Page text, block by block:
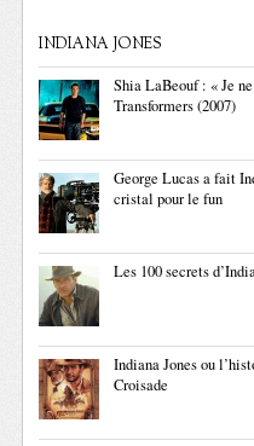
INDIANA JONES
Shia LaBeouf : « Je
Transformers (2007)
George Lucas a fait
cristal pour le fun
Les 100 secrets
Indiana Jones ou
Croisade